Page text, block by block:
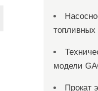
топливных
модели
Прокат